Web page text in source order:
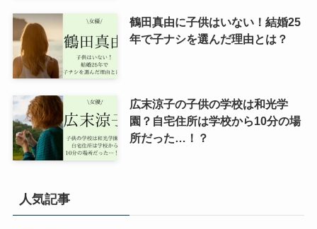
鶴田真由に子供はいない！結婚25
年で子ナシを選んだ理由とは？
広末涼子の子供の学校は和光学
園？自宅住所は学校から10分の場
所だった…！？
人気記事